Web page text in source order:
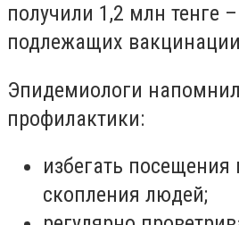
получили 1,2 млн тенге
подлежащих
Эпидемиологи
профилактики:
избегать посещения
скопления людей;